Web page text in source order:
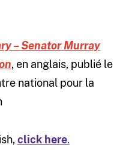
– Senator Murray
, en anglais, publié le
national pour la
click here.